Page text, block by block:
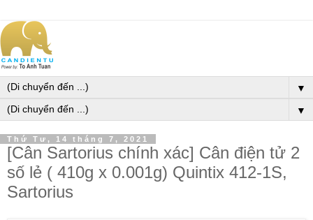
▼
▼
Thứ Tư, 14 tháng 7, 2021
[Cân Sartorius chính xác] Cân điện tử 2
số lẻ ( 410g x 0.001g) Quintix 412-1S,
Sartorius